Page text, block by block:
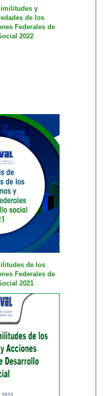
y
de los
Federales de
2022
de los
Federales de
2021